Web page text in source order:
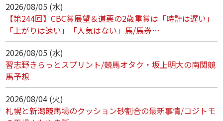
2026/08/05 (水)
【第244回】CBC賞展望＆道悪の2歳重賞は「時計は遅い」
「上がりは速い」「人気はない」馬/馬券…
2026/08/05 (水)
習志野きらっとスプリント/競馬オタク・坂上明大の南関競
馬予想
2026/08/04 (火)
札幌と新潟競馬場のクッション砂割合の最新事情/コジトモ